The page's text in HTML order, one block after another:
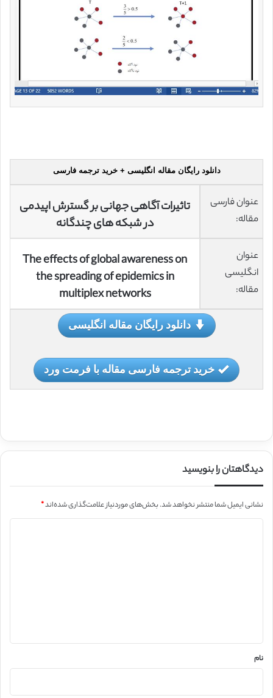
دانلود رایگان مقاله انگلیسی + خرید ترجمه فارسی
عنوان فارسی
مقاله:
تاثیرات آگاهی جهانی بر گسترش اپیدمی
در شبکه های چندگانه
عنوان
انگلیسی
مقاله:
The effects of global awareness on
the spreading of epidemics in
multiplex networks
دانلود رایگان مقاله انگلیسی
خرید ترجمه فارسی مقاله با فرمت ورد
دیدگاهتان را بنویسید
نشانی ایمیل شما منتشر نخواهد شد.بخش‌های موردنیاز علامت‌گذاری شده‌اند*
نام